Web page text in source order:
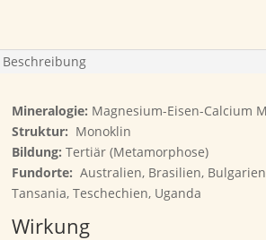
Beschreibung
Mineralogie: Magnesium-Eisen-Calcium
Struktur: Monoklin
Bildung: Tertiär (Metamorphose)
Fundorte: Australien, Brasilien,
Tansania, Teschechien, Uganda
Wirkung